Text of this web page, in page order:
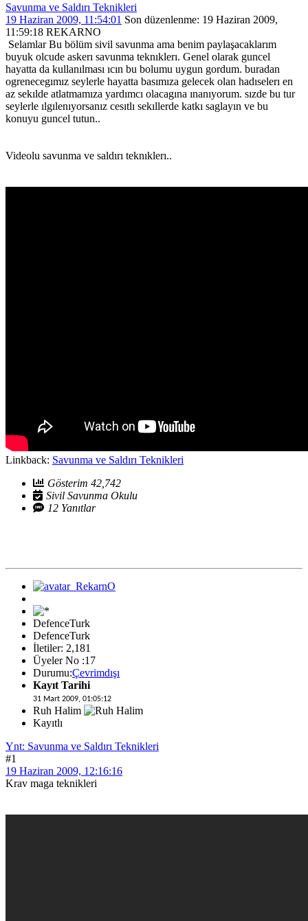
Savunma ve Saldırı Teknikleri
19 Haziran 2009, 11:54:01 Son düzenlenme: 19 Haziran 2009,
11:59:18 REKARNO
Selamlar Bu bölüm sivil savunma ama benim paylaşacaklarım
buyuk olcude askerı savunma teknıklerı. Genel olarak guncel
hayatta da kullanılması ıcın bu bolumu uygun gordum. buradan
ogrenecegımız seylerle hayatta basımıza gelecek olan hadıselerı en
az sekılde atlatmamıza yardımcı olacagına ınanıyorum. sızde bu tur
seylerle ılgılenıyorsanız cesıtlı sekıllerde katkı saglayın ve bu
konuyu guncel tutun..
Videolu savunma ve saldırı teknıklerı..
Linkback: Savunma ve Saldırı Teknikleri
Gösterim 42,742
Sivil Savunma Okulu
12 Yanıtlar
DefenceTurk
DefenceTurk
İletiler: 2,181
Üyeler No :17
Durumu:Çevrimdışı
Kayıt Tarihi
31 Mart 2009, 01:05:12
Ruh Halim
Kayıtlı
Ynt: Savunma ve Saldırı Teknikleri
#1
19 Haziran 2009, 12:16:16
Krav maga teknikleri